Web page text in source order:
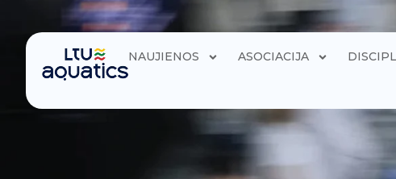
NAUJIENOS ASOCIACIJA